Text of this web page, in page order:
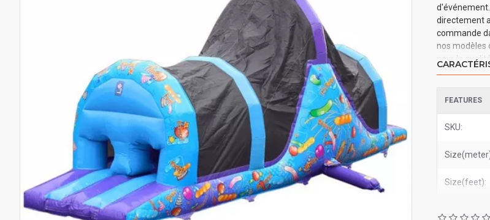
directement
commande
nos modèles
pour la
FEATURES
SKU:
Size(feet):